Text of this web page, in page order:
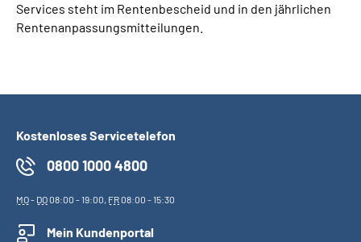
Services steht im Rentenbescheid und in den jährlichen
Rentenanpassungsmitteilungen.
Kostenloses Servicetelefon
0800 1000 4800
MO- DO08:00 - 19:00, FR08:00 - 15:30
Mein Kundenportal